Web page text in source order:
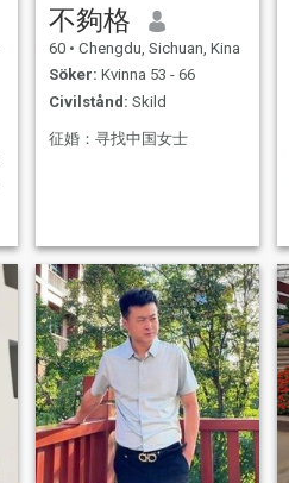
不夠格
60 • Chengdu, Sichuan, Kina
Söker: Kvinna 53 - 66
Civilstånd: Skild
征婚：寻找中国女士